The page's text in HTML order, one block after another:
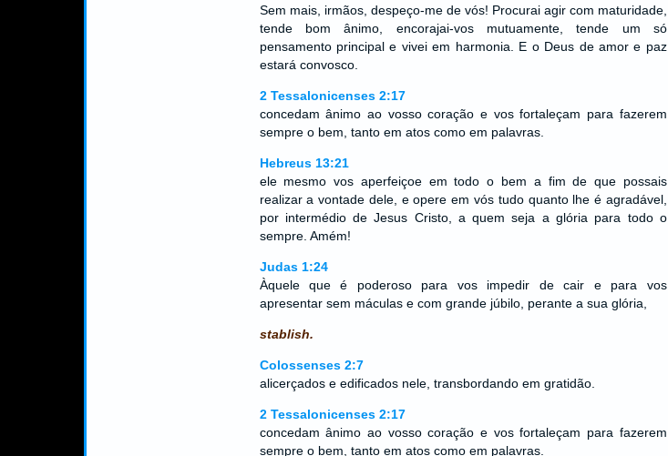
Sem mais, irmãos, despeço-me de vós! Procurai agir com maturidade,
tende bom ânimo, encorajai-vos mutuamente, tende um só
pensamento principal e vivei em harmonia. E o Deus de amor e paz
estará convosco.
2 Tessalonicenses 2:17
concedam ânimo ao vosso coração e vos fortaleçam para fazerem
sempre o bem, tanto em atos como em palavras.
Hebreus 13:21
ele mesmo vos aperfeiçoe em todo o bem a fim de que possais
realizar a vontade dele, e opere em vós tudo quanto lhe é agradável,
por intermédio de Jesus Cristo, a quem seja a glória para todo o
sempre. Amém!
Judas 1:24
Àquele que é poderoso para vos impedir de cair e para vos
apresentar sem máculas e com grande júbilo, perante a sua glória,
stablish.
Colossenses 2:7
alicerçados e edificados nele, transbordando em gratidão.
2 Tessalonicenses 2:17
concedam ânimo ao vosso coração e vos fortaleçam para fazerem
sempre o bem, tanto em atos como em palavras.